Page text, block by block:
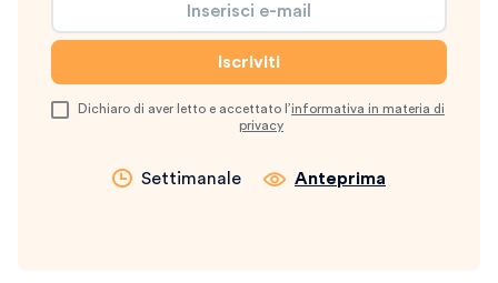
Dichiaro di aver letto e accettato l’informativa in materia di
privacy
Settimanale Anteprima